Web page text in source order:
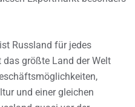
Russland für jedes
das größte Land der Welt
und einer gleichen